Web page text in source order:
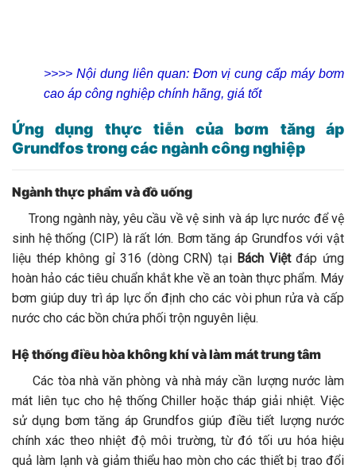
>>>> Nội dung liên quan: Đơn vị cung cấp máy bơm
cao áp công nghiệp chính hãng, giá tốt
Ứng dụng thực tiễn của bơm tăng áp
Grundfos trong các ngành công nghiệp
Ngành thực phẩm và đồ uống
Trong ngành này, yêu cầu về vệ sinh và áp lực nước để vệ
sinh hệ thống (CIP) là rất lớn. Bơm tăng áp Grundfos với vật
liệu thép không gỉ 316 (dòng CRN) tại Bách Việtđáp ứng
hoàn hảo các tiêu chuẩn khắt khe về an toàn thực phẩm. Máy
bơm giúp duy trì áp lực ổn định cho các vòi phun rửa và cấp
nước cho các bồn chứa phối trộn nguyên liệu.
Hệ thống điều hòa không khí và làm mát trung tâm
Các tòa nhà văn phòng và nhà máy cần lượng nước làm
mát liên tục cho hệ thống Chiller hoặc tháp giải nhiệt. Việc
sử dụng bơm tăng áp Grundfos giúp điều tiết lượng nước
chính xác theo nhiệt độ môi trường, từ đó tối ưu hóa hiệu
quả làm lạnh và giảm thiểu hao mòn cho các thiết bị trao đổi